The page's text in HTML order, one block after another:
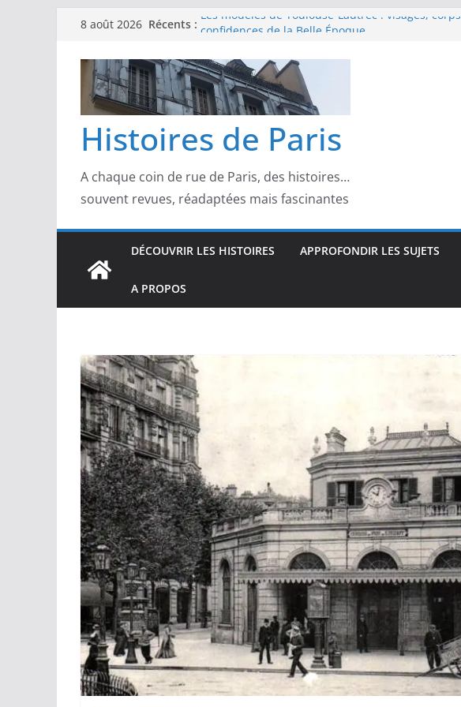
Passer
contenu
8 août 2026 Récents : Les modèles de Toulouse-Lautrec : visages,
complicités au cœur de l’impressionnisme
Les modèles de Degas : danseuses, travailleuses
d’un Paris moderne
Les modèles de Manet : entre intimité, modernité
scandale
Les modèles de Claude Monet : visages et
Histoires de Paris
A chaque coin de rue de Paris, des histoires…
souvent revues, réadaptées mais fascinantes
DÉCOUVRIR LES HISTOIRES APPROFONDIR LES SUJETS
A PROPOS